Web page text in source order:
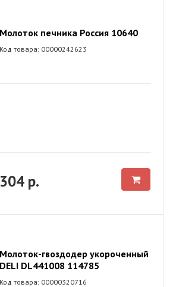
Молоток печника Россия 10640
Код товара: 00000242623
304 р.
Молоток-гвоздодер укороченный
DELI DL441008 114785
Код товара: 00000320716